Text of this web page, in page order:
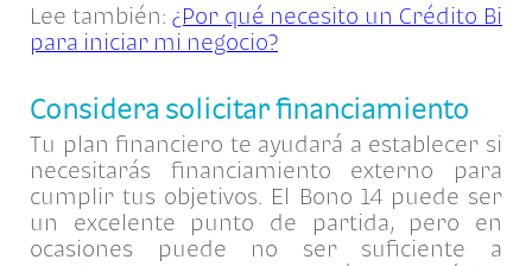
Lee también: ¿Por qué necesito un Crédito Bi
para iniciar mi negocio?
Considera solicitar financiamiento
Tu plan financiero te ayudará a establecer si
necesitarás financiamiento externo para
cumplir tus objetivos. El Bono 14 puede ser
un excelente punto de partida, pero en
ocasiones puede no ser suficiente a